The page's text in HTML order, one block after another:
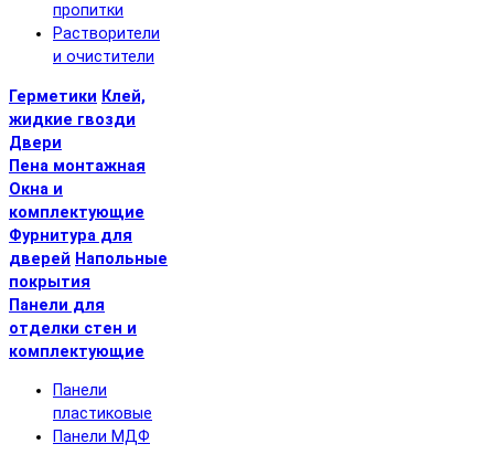
пропитки
Растворители
и очистители
Герметики Клей,
жидкие гвозди
Двери
Пена монтажная
Окна и
комплектующие
Фурнитура для
дверей Напольные
покрытия
Панели для
отделки стен и
комплектующие
Панели
пластиковые
Панели МДФ